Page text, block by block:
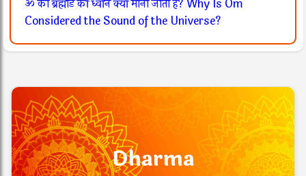
ॐ को ब्रह्मांड की ध्वनि क्यों माना जाता है? Why Is Om
Considered the Sound of the Universe?
Dharma